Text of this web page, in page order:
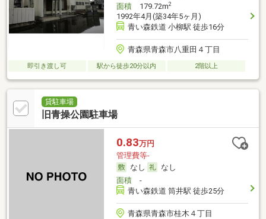
面積179.72m2
1992年4月(築34年5ヶ月)
青い森鉄道 小柳駅 徒歩16分
青森県青森市八重田４丁目
即引き渡し可 駅から徒歩20分以内 2階以上
貸駐車場
旧青操公園駐車場
0.83万円
管理費等-
なし
なし
面積-
青い森鉄道 筒井駅 徒歩25分
青森県青森市桂木４丁目